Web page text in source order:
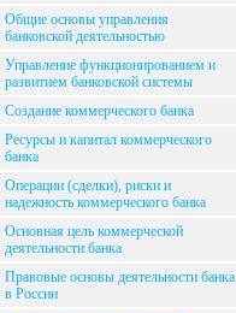
Общие основы управления
банковской деятельностью
Управление функционированием и
развитием банковской системы
Создание коммерческого банка
Ресурсы и капитал коммерческого
банка
Операции (сделки), риски и
надежность коммерческого банка
Основная цель коммерческой
деятельности банка
Правовые основы деятельности банка
в России